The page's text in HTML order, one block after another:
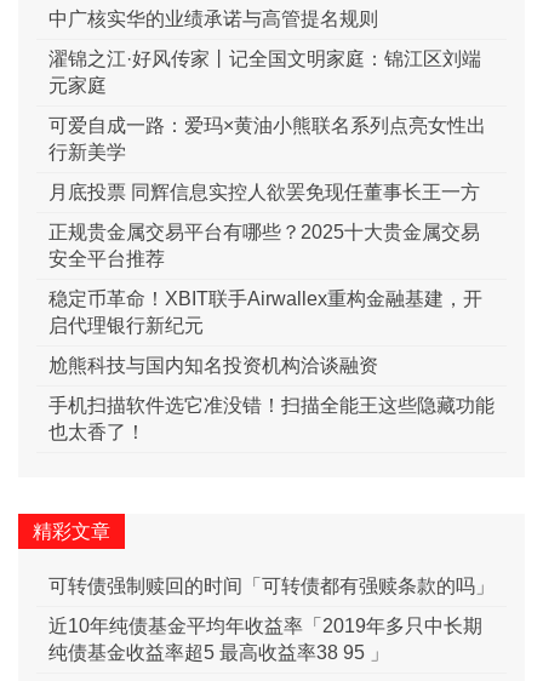
中广核实华的业绩承诺与高管提名规则
濯锦之江·好风传家丨记全国文明家庭：锦江区刘端
元家庭
可爱自成一路：爱玛×黄油小熊联名系列点亮女性出
行新美学
月底投票 同辉信息实控人欲罢免现任董事长王一方
正规贵金属交易平台有哪些？2025十大贵金属交易
安全平台推荐
稳定币革命！XBIT联手Airwallex重构金融基建，开
启代理银行新纪元
尬熊科技与国内知名投资机构洽谈融资
手机扫描软件选它准没错！扫描全能王这些隐藏功能
也太香了！
精彩文章
可转债强制赎回的时间「可转债都有强赎条款的吗」
近10年纯债基金平均年收益率「2019年多只中长期
纯债基金收益率超5 最高收益率38 95 」